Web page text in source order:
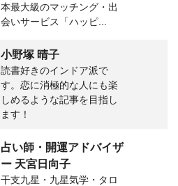
本最大級のマッチング・出
会いサービス「ハッピ...
小野塚 晴子
読書好きのインドア派で
す。恋に消極的な人にも楽
しめるような記事を目指し
ます！
占い師・開運アドバイザ
ー 天宮日向子
干支九星・九星気学・タロ